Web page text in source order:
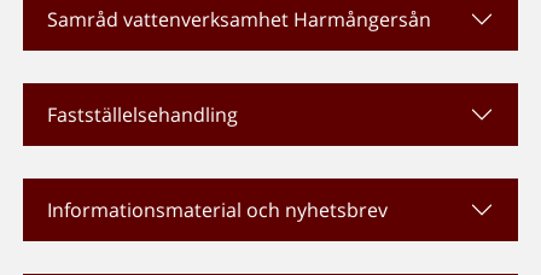
Samråd vattenverksamhet Harmångersån
Fastställelsehandling
Informationsmaterial och nyhetsbrev